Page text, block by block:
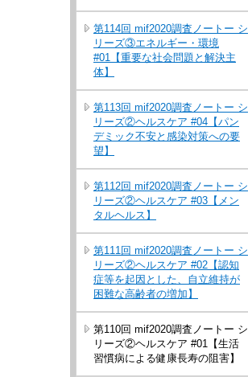
第114回 mif2020調査ノートー シ
リーズ③エネルギー・環境
#01【重要な社会問題と解決主
体】
第113回 mif2020調査ノートー シ
リーズ②ヘルスケア #04【パン
デミック不安と感染対策への要
望】
第112回 mif2020調査ノートー シ
リーズ②ヘルスケア #03【メン
タルヘルス】
第111回 mif2020調査ノートー シ
リーズ②ヘルスケア #02【認知
症等を起因とした、自立維持が
困難な高齢者の増加】
第110回 mif2020調査ノートー シ
リーズ②ヘルスケア #01【生活
習慣病による健康長寿の阻害】